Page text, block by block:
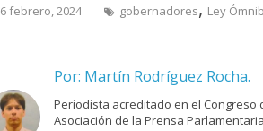
6 febrero, 2024 gobernadores, Ley
Por: Martín Rodríguez Rocha.
Periodista acreditado en el Congreso
Asociación de la Prensa